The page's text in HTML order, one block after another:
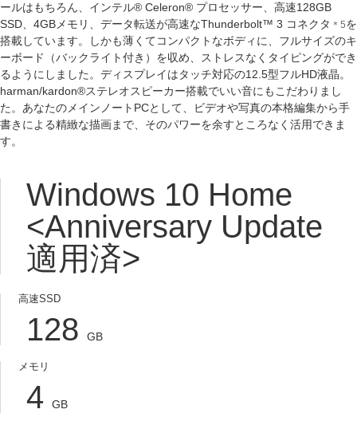
ールはもちろん、インテル® Celeron® プロセッサー、高速128GB
SSD、4GBメモリ、データ転送が高速なThunderbolt™ 3 コネクタ ＊5を
搭載しています。しかも薄くてコンパクトなボディに、フルサイズのキ
ーボード（バックライト付き）を収め、ストレスなくタイピングができ
るようにしました。ディスプレイはタッチ対応の12.5型フルHD液晶。
harman/kardon®ステレオスピーカー搭載でいい音にもこだわりまし
た。あなたのメインノートPCとして、ビデオや写真の本格編集から手
書きによる精緻な描画まで、そのパワーを余すところなく活用できま
す。
Windows 10 Home
<Anniversary Update
適用済>
高速SSD
128 GB
メモリ
4 GB